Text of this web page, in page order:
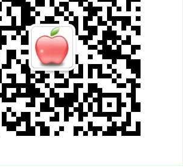
7877.80 +164.40 +2.13%